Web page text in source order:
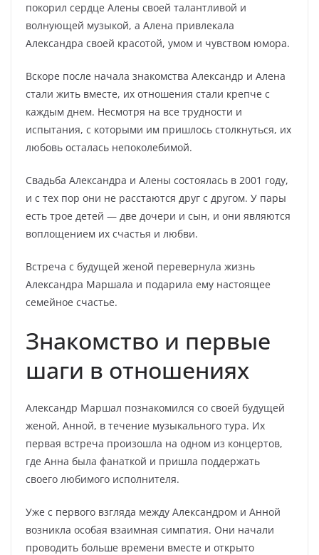
покорил сердце Алены своей талантливой и
волнующей музыкой, а Алена привлекала
Александра своей красотой, умом и чувством юмора.
Вскоре после начала знакомства Александр и Алена
стали жить вместе, их отношения стали крепче с
каждым днем. Несмотря на все трудности и
испытания, с которыми им пришлось столкнуться, их
любовь осталась непоколебимой.
Свадьба Александра и Алены состоялась в 2001 году,
и с тех пор они не расстаются друг с другом. У пары
есть трое детей — две дочери и сын, и они являются
воплощением их счастья и любви.
Встреча с будущей женой перевернула жизнь
Александра Маршала и подарила ему настоящее
семейное счастье.
Знакомство и первые
шаги в отношениях
Александр Маршал познакомился со своей будущей
женой, Анной, в течение музыкального тура. Их
первая встреча произошла на одном из концертов,
где Анна была фанаткой и пришла поддержать
своего любимого исполнителя.
Уже с первого взгляда между Александром и Анной
возникла особая взаимная симпатия. Они начали
проводить больше времени вместе и открыто